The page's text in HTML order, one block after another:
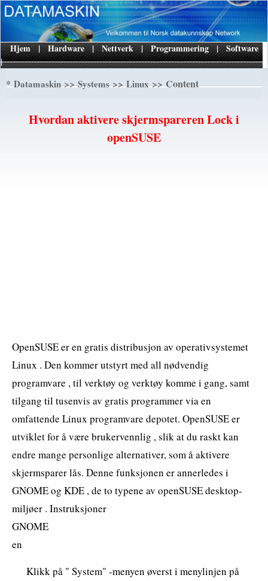
|
Hjem | Hardware | Nettverk | Programmering | Software
*Datamaskin>>Systems>>Linux>> Content
Hvordan aktivere skjermspareren Lock i
openSUSE
OpenSUSE er en gratis distribusjon av operativsystemet
Linux . Den kommer utstyrt med all nødvendig
programvare , til verktøy og verktøy komme i gang, samt
tilgang til tusenvis av gratis programmer via en
omfattende Linux programvare depotet. OpenSUSE er
utviklet for å være brukervennlig , slik at du raskt kan
endre mange personlige alternativer, som å aktivere
skjermsparer lås. Denne funksjonen er annerledes i
GNOME og KDE , de to typene av openSUSE desktop-
miljøer . Instruksjoner
GNOME
en
Klikk på " System" -menyen øverst i menylinjen på